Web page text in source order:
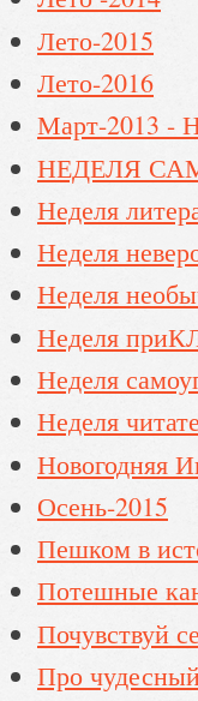
Лето-2015
Лето-2016
Март-2013 -
НЕДЕЛЯ
Неделя
Неделя
Неделя
Неделя
Неделя
Неделя
Новогодняя
Осень-2015
Пешком в
Потешные
Почувствуй
Про